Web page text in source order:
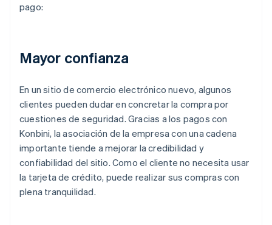
pago:
Mayor confianza
En un sitio de comercio electrónico nuevo, algunos
clientes pueden dudar en concretar la compra por
cuestiones de seguridad. Gracias a los pagos con
Konbini, la asociación de la empresa con una cadena
importante tiende a mejorar la credibilidad y
confiabilidad del sitio. Como el cliente no necesita usar
la tarjeta de crédito, puede realizar sus compras con
plena tranquilidad.